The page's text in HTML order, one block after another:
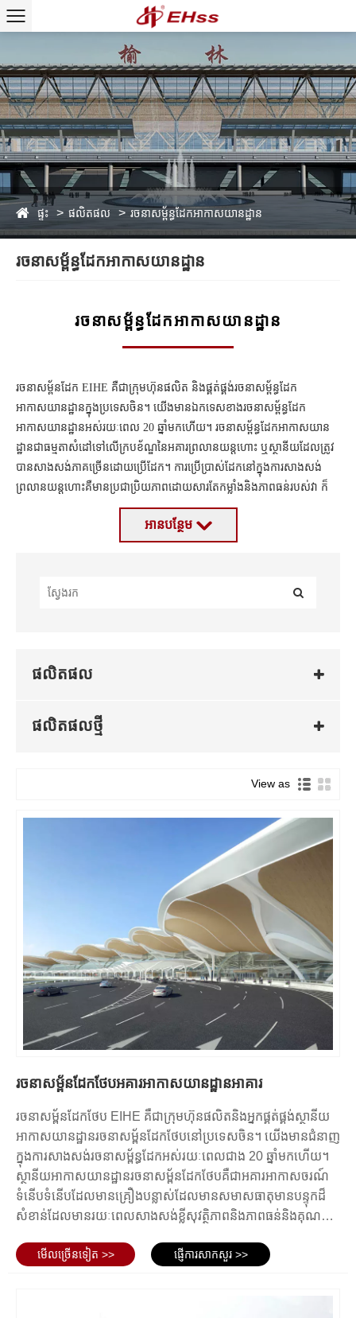
ផ្ទះ ផលិតផល រចនាសម្ព័ន្ធដែកអាកាសយានដ្ឋាន
រចនាសម្ព័ន្ធដែកអាកាសយានដ្ឋាន
រចនាសម្ព័ន្ធដែកអាកាសយានដ្ឋាន
រចនាសម្ព័នដែក EIHE គឺជាក្រុមហ៊ុនផលិត និងផ្គត់ផ្គង់រចនាសម្ព័ន្ធដែក
អាកាសយានដ្ឋានក្នុងប្រទេសចិន។ យើងមានឯកទេសខាងរចនាសម្ព័ន្ធដែក
អាកាសយានដ្ឋានអស់រយៈពេល 20 ឆ្នាំមកហើយ។ រចនាសម្ព័ន្ធដែកអាកាសយាន
ដ្ឋានជាធម្មតាសំដៅទៅលើក្របខ័ណ្ឌនៃអគារព្រលានយន្តហោះ ឬស្ថានីយដែលត្រូវ
បានសាងសង់ភាគច្រើនដោយប្រើដែក។ ការប្រើប្រាស់ដែកនៅក្នុងការសាងសង់
ព្រលានយន្តហោះគឺមានប្រជាប្រិយភាពដោយសារតែកម្លាំងនិងភាពធន់របស់វា ក៏
ដូចជាសមត្ថភាពរបស់វាក្នុងការទ្រទ្រង់ទំហំធំ និងបន្ទុកធ្ងន់។ លើសពីនេះទៀតរចនា
សម្ព័ន្ធដែកជាធម្មតាស្រាលជាងសម្ភារៈសំណង់ផ្សេងទៀតដែលអាចកាត់បន្ថយពេល
ឧទាហរណ៍មួយចំនួននៃអគារអាកាសយានដ្ឋានដែលមានរចនាសម្ព័ន្ធដែករួមមាន
ប្រព័ន្ធដំបូល និងដំបូល។
កន្លែង ហើយបន្ទាប់មកត្រូវបានផ្គុំភ្លាមៗនៅកន្លែងសំណង់ ដែលអាចជួយសន្សំសំចៃ
តើរចនាសម្ព័ន្ធដែកអាកាសយានដ្ឋានជាអ្វី?
ក្នុងការសាងសង់កន្លែងព្រលានយន្តហោះ ដូចជាស្ថានីយ ឃ្លាំង និងប៉មបញ្ជា។
ប្រភេទនៃរចនាសម្ព័ន្ធនេះផ្តល់នូវគុណសម្បត្តិជាច្រើន រួមទាំងកម្លាំង ធន់
ភាពបត់បែន និងភាពធន់ទ្រាំទៅនឹងការ corrosion ។
ឧទាហរណ៍ គ្រោងការណ៍ដែកនៃស្ថានីយអាកាសយានដ្ឋាន គាំទ្រអគារទាំងមូល
និងចែកចាយបន្ទុកប្រកបដោយប្រសិទ្ធភាព។ វាមានសសរ ធ្នឹម និងទ្រនុងដែលត្រូវ
បានរចនាឡើងដើម្បីទប់ទល់នឹងកម្លាំងរញ្ជួយដី បន្ទុកខ្យល់ និងគ្រោះថ្នាក់ធម្មជាតិ
ផ្សេងទៀត។ រចនាសម្ព័ន្ធដំបូលដែកដែលជារឿយៗមានធរណីមាត្រស្មុគស្មាញផ្តល់
នូវទីជំរកនិងការការពារពីធាតុ។
ជាងនេះទៅទៀត ភាពបត់បែននៃដែកថែបអនុញ្ញាតឱ្យបង្កើតការរចនាចម្រុះ និង
ប្រកបដោយភាពច្នៃប្រឌិត ដែលអាចបង្កើនភាពទាក់ទាញដែលមើលឃើញ និង
មុខងារនៃកន្លែងព្រលានយន្តហោះ។ រចនាសម្ព័ន្ធដែកក៏អាចត្រូវបាន prefabricated
និងជួបប្រជុំគ្នានៅនឹងកន្លែង ដែលបង្កើនល្បឿនដំណើរការសាងសង់ និងកាត់បន្ថយ
លើសពីនេះ រចនាសម្ព័ន្ធដែកមានទម្ងន់ស្រាលបើប្រៀបធៀបទៅនឹងសំណង់បេតុង
បុរាណ ឬសំណង់កំបោរ ដែលមានន័យថាពួកគេត្រូវការជំនួយ និងការងារគ្រឹះតិច
ជាងមុន។ នេះកាត់បន្ថយពេលវេលាសាងសង់ និងថ្លៃសម្ភារៈបន្ថែមទៀត។
ជាងនេះទៅទៀត រចនាសម្ព័ន្ធដែកមានភាពស្និទ្ធស្នាលនឹងបរិស្ថាន។ ដែកគឺជាវត្ថុ
ធាតុដើមដែលអាចកែច្នៃឡើងវិញបាន ហើយការប្រើប្រាស់ដែកក្នុងការសាងសង់អាច
កាត់បន្ថយផលប៉ះពាល់បរិស្ថាននៃសំណល់អគារ។ លើសពីនេះ ប្រសិទ្ធភាព
ថាមពលនៃរចនាសម្ព័ន្ធដែកអាចរួមចំណែកដល់ការកាត់បន្ថយកាបូនទាំងមូលនៃ
កន្លែងព្រលានយន្តហោះ។
និងអាចបត់បែនបានសម្រាប់ការសាងសង់កន្លែងព្រលានយន្តហោះ។ វាផ្តល់នូវ
អាន​បន្ថែម
ផលិតផល
ផលិតផល​ថ្មី
View as
រចនាសម្ព័នដែកថែបអគារអាកាសយានដ្ឋានអាគារ
រចនាសម្ព័នដែកថែប EIHE គឺជាក្រុមហ៊ុនផលិតនិងអ្នកផ្គត់ផ្គង់ស្ថានីយ
អាកាសយានដ្ឋានរចនាសម្ព័នដែកថែបនៅប្រទេសចិន។ យើងមានជំនាញ
ក្នុងការសាងសង់រចនាសម្ព័ន្ធដែកអស់រយៈពេលជាង 20 ឆ្នាំមកហើយ។
ស្ថានីយអាកាសយានដ្ឋានរចនាសម្ព័នដែកថែបគឺជាអគារអាកាសចរណ៍
ទំនើបទំនើបដែលមានគ្រឿងបន្លាស់ដែលមានសមាសធាតុមានបន្ទុកដ៏
សំខាន់ដែលមានរយៈពេលសាងសង់ខ្លីសុវត្ថិភាពនិងភាពធន់និងគុណ
សម្រាប់ការកសាងព្រលានយន្តហោះធំ។
មើល​ច្រើន​ទៀត >> ផ្ញើការសាកសួរ >>